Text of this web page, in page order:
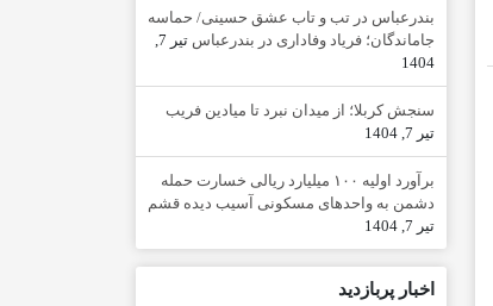
بندرعباس در تب و تاب عشق حسینی/ حماسه
جاماندگان؛ فریاد وفاداری در بندرعباس
تیر 7,
1404
سنجش کربلا؛ از میدان نبرد تا میادین فریب
تیر 7, 1404
برآورد اولیه ۱۰۰ میلیارد ریالی خسارت حمله
دشمن به واحدهای مسکونی آسیب دیده قشم
تیر 7, 1404
اخبار پربازدید